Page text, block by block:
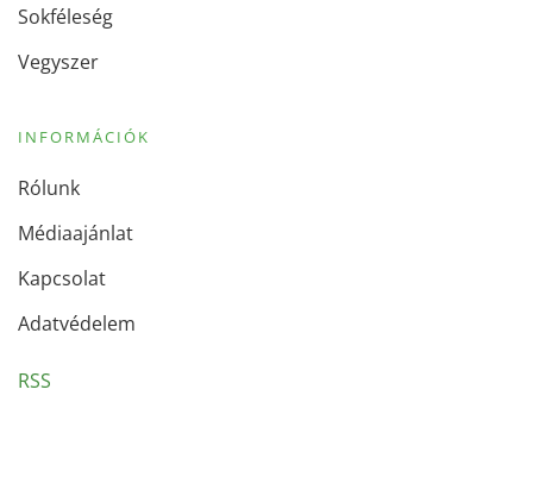
Sokféleség
Vegyszer
INFORMÁCIÓK
Rólunk
Médiaajánlat
Kapcsolat
Adatvédelem
RSS